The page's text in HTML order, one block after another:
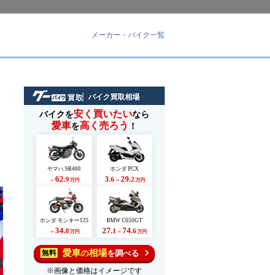
メーカー・バイク一覧
バイク買取相場
バイクを安く買いたいなら
愛車を高く売ろう ！
ヤマハ SR400
～ 62.9 万円
ホンダ PCX
3.6 ～ 29.2 万円
ホンダ モンキー125
～ 34.8万円
BMW C650GT
27.1 ～ 74.6万円
無料 愛車の相場を調べる
※画像と価格はイメージです